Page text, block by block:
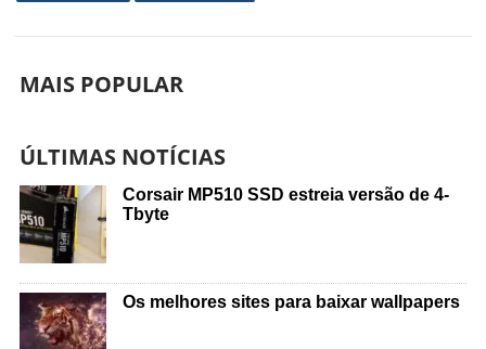
MAIS POPULAR
ÚLTIMAS NOTÍCIAS
Corsair MP510 SSD estreia versão de 4-
Tbyte
Os melhores sites para baixar wallpapers